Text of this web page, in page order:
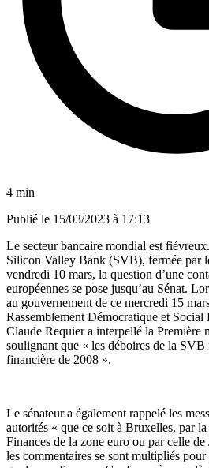
4 min
Publié le 15/03/2023 à 17:13
Le secteur bancaire mondial est
Silicon Valley Bank (SVB), fermée par
vendredi 10 mars, la question d’une
européennes se pose jusqu’au Sénat.
au gouvernement de ce mercredi 15
Rassemblement Démocratique et
Claude Requier a interpellé la Première
soulignant que « les déboires de la
financière de 2008 ».
Le sénateur a également rappelé les
autorités « que ce soit à Bruxelles, par
Finances de la zone euro ou par celle
les commentaires se sont multipliés